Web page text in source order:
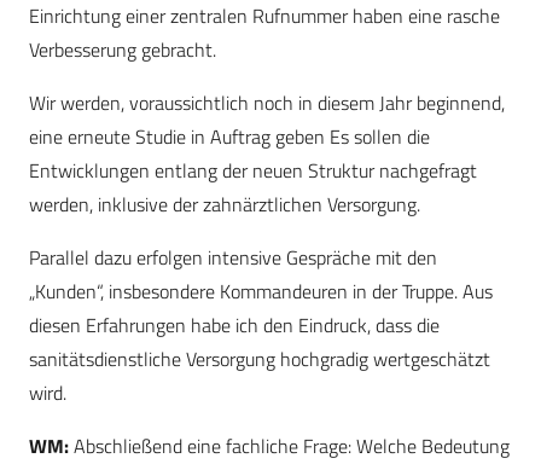
Einrichtung einer zentralen Rufnummer haben eine rasche
Verbesserung gebracht.
Wir werden, voraussichtlich noch in diesem Jahr beginnend,
eine erneute Studie in Auftrag geben Es sollen die
Entwicklungen entlang der neuen Struktur nachgefragt
werden, inklusive der zahnärztlichen Versorgung.
Parallel dazu erfolgen intensive Gespräche mit den
„Kunden“, insbesondere Kommandeuren in der Truppe. Aus
diesen Erfahrungen habe ich den Eindruck, dass die
sanitätsdienstliche Versorgung hochgradig wertgeschätzt
wird.
WM:Abschließend eine fachliche Frage: Welche Bedeutung